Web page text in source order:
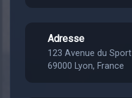
Adresse
123 Avenue du Sport
69000 Lyon, France